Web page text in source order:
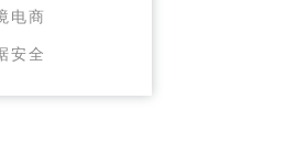
电商
安全